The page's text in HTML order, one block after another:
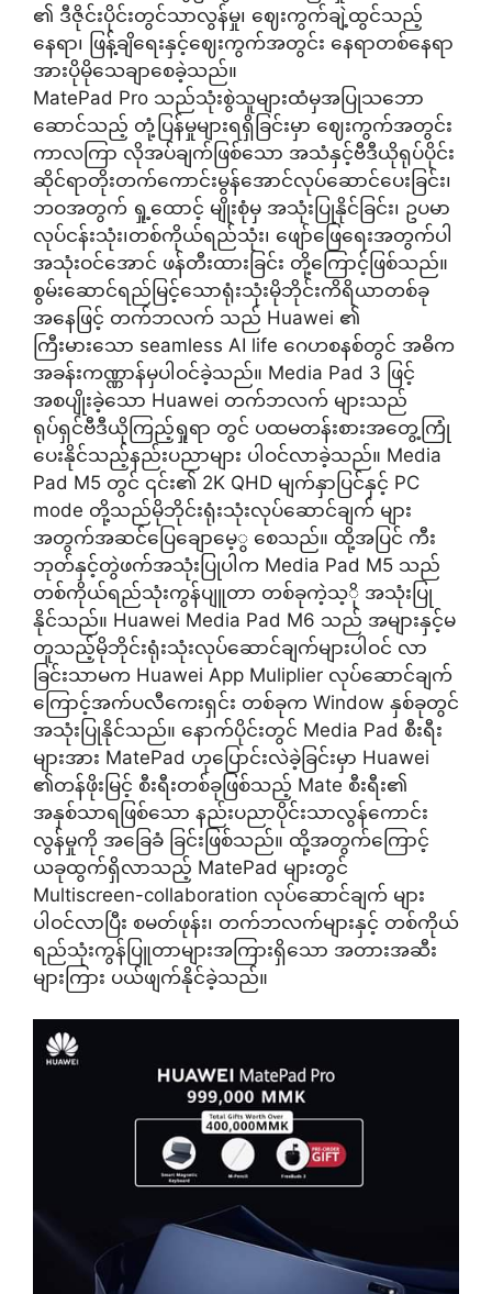
၏ ဒီဇိုင်းပိုင်းတွင်သာလွန်မှု၊ ဈေးကွက်ချဲ့ထွင်သည့်
နေရာ၊ ဖြန့်ချိရေးနှင့်ဈေးကွက်အတွင်း နေရာတစ်နေရာ
အားပိုမိုသေချာစေခဲ့သည်။
MatePad Pro သည်သုံးစွဲသူများထံမှအပြုသဘော
ဆောင်သည့် တုံ့ပြန်မှုများရရှိခြင်းမှာ ဈေးကွက်အတွင်း
ကာလကြာ လိုအပ်ချက်ဖြစ်သော အသံနှင့်ဗီဒီယိုရုပ်ပိုင်း
ဆိုင်ရာတိုးတက်ကောင်းမွန်အောင်လုပ်ဆောင်ပေးခြင်း၊
ဘဝအတွက် ရှု့ထောင့် မျိုးစုံမှ အသုံးပြုနိုင်ခြင်း၊ ဥပမာ
လုပ်ငန်းသုံး၊တစ်ကိုယ်ရည်သုံး၊ ဖျော်ဖြေရေးအတွက်ပါ
အသုံးဝင်အောင် ဖန်တီးထားခြင်း တို့ကြောင့်ဖြစ်သည်။
စွမ်းဆောင်ရည်မြင့်သောရုံးသုံးမိုဘိုင်းကိရိယာတစ်ခု
အနေဖြင့် တက်ဘလက် သည် Huawei ၏
ကြီးမားသော seamless AI life ဂေဟစနစ်တွင် အဓိက
အခန်းကဏ္ဏာန်မှပါဝင်ခဲ့သည်။ Media Pad 3 ဖြင့်
အစပျိုးခဲ့သော Huawei တက်ဘလက် များသည်
ရုပ်ရှင်ဗီဒီယိုကြည့်ရှုရာ တွင် ပထမတန်းစားအတွေ့ကြုံ
ပေးနိုင်သည့်နည်းပညာများ ပါဝင်လာခဲ့သည်။ Media
Pad M5 တွင် ၎င်း၏ 2K QHD မျက်နှာပြင်နှင့် PC
mode တို့သည်မိုဘိုင်းရုံးသုံးလုပ်ဆောင်ချက် များ
အတွက်အဆင်ပြေချောမေ့ွ စေသည်။ ထို့အပြင် ကီး
ဘုတ်နှင့်တွဲဖက်အသုံးပြုပါက Media Pad M5 သည်
တစ်ကိုယ်ရည်သုံးကွန်ပျူတာ တစ်ခုကဲ့သ့ို အသုံးပြု
နိုင်သည်။ Huawei Media Pad M6 သည် အများနှင့်မ
တူသည့်မိုဘိုင်းရုံးသုံးလုပ်ဆောင်ချက်များပါဝင် လာ
ခြင်းသာမက Huawei App Muliplier လုပ်ဆောင်ချက်
ကြောင့်အက်ပလီကေးရှင်း တစ်ခုက Window နှစ်ခုတွင်
အသုံးပြုနိုင်သည်။ နောက်ပိုင်းတွင် Media Pad စီးရီး
များအား MatePad ဟုပြောင်းလဲခဲ့ခြင်းမှာ Huawei
၏တန်ဖိုးမြင့် စီးရီးတစ်ခုဖြစ်သည့် Mate စီးရီး၏
အနှစ်သာရဖြစ်သော နည်းပညာပိုင်းသာလွန်ကောင်း
လွန်မှုကို အခြေခံ ခြင်းဖြစ်သည်။ ထို့အတွက်ကြောင့်
ယခုထွက်ရှိလာသည့် MatePad များတွင်
Multiscreen-collaboration လုပ်ဆောင်ချက် များ
ပါဝင်လာပြီး စမတ်ဖုန်း၊ တက်ဘလက်များနှင့် တစ်ကိုယ်
ရည်သုံးကွန်ပြူတာများအကြားရှိသော အတားအဆီး
များကြား ပယ်ဖျက်နိုင်ခဲ့သည်။